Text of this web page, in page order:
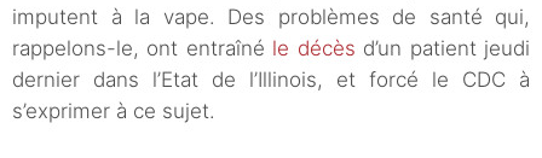
imputent à la vape. Des problèmes de santé qui,
rappelons-le, ont entraîné le décès d’un patient jeudi
dernier dans l’Etat de l’Illinois, et forcé le CDC à
s’exprimer à ce sujet.